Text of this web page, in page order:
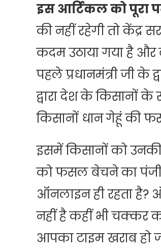
इस आर्टिकल को पूरा
की नहीं रहेगी तो केंद्र
कदम उठाया गया है और
पहले प्रधानमंत्री जी के
द्वारा देश के किसानों के
किसानों धान गेहूं की
इसमें किसानों को
को फसल बेचने का
ऑनलाइन ही रहता
नहीं है कहीं भी चक्कर
आपका टाइम खराब हो